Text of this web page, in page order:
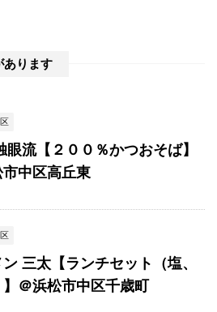
あります
眼流【２００％かつおそば】
市中区高丘東
三太【ランチセット（塩、
】＠浜松市中区千歳町